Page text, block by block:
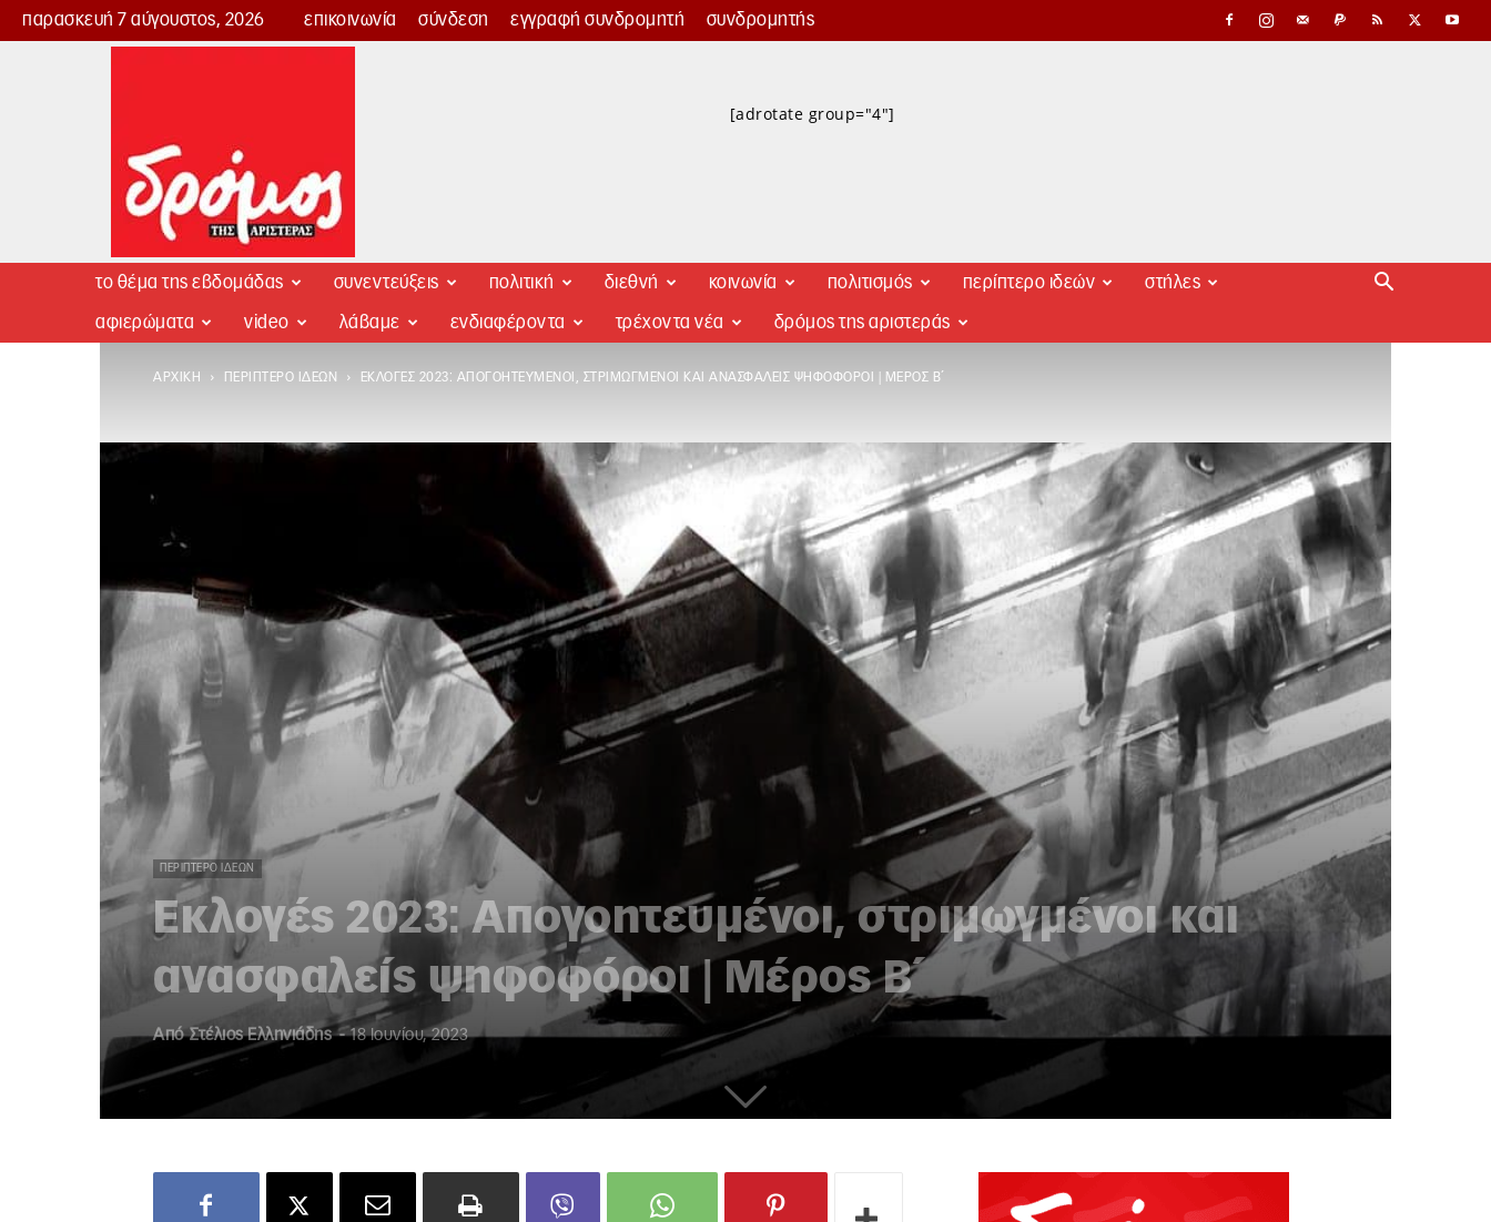
παρασκευή 7 αύγουστος, 2026 επικοινωνία σύνδεση εγγραφή συνδρομητή συνδρομητής
Δρόμος
[adrotate group="4"]
το θέμα της εβδομάδας συνεντεύξεις πολιτική διεθνή κοινωνία πολιτισμός περίπτερο ιδεών στήλες
αφιερώματα video λάβαμε ενδιαφέροντα τρέχοντα νέα δρόμος της αριστεράς
ΑΡΧΙΚΉ ΠΕΡΊΠΤΕΡΟ ΙΔΕΏΝ ΕΚΛΟΓΈΣ 2023: ΑΠΟΓΟΗΤΕΥΜΈΝΟΙ, ΣΤΡΙΜΩΓΜΈΝΟΙ ΚΑΙ ΑΝΑΣΦΑΛΕΊΣ ΨΗΦΟΦΌΡΟΙ | ΜΈΡΟΣ Β΄
ΠΕΡΊΠΤΕΡΟ ΙΔΕΏΝ
Εκλογές 2023: Απογοητευμένοι, στριμωγμένοι και
ανασφαλείς ψηφοφόροι | Μέρος Β΄
Από Στέλιος Ελληνιάδης - 18 Ιουνίου, 2023